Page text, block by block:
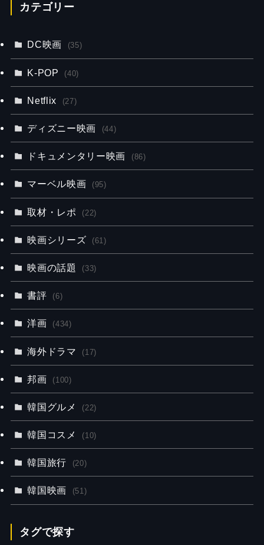
カテゴリー
DC映画 (35)
K-POP (40)
Netflix (27)
ディズニー映画 (44)
ドキュメンタリー映画 (86)
マーベル映画 (95)
取材・レポ (22)
映画シリーズ (61)
映画の話題 (33)
書評 (6)
洋画 (434)
海外ドラマ (17)
邦画 (100)
韓国グルメ (22)
韓国コスメ (10)
韓国旅行 (20)
韓国映画 (51)
タグで探す